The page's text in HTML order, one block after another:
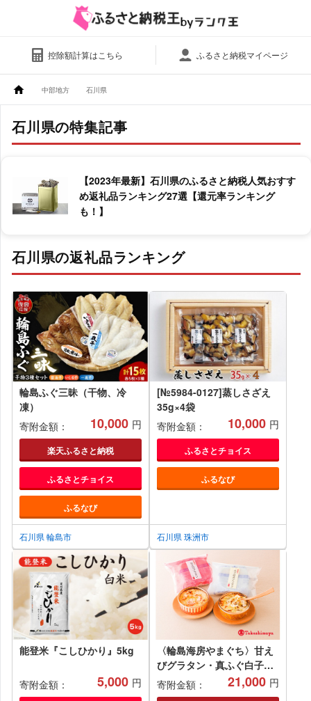
控除額計算はこちら ふるさと納税マイページ
中部地方 石川県
石川県の特集記事
【2023年最新】石川県のふるさと納税人気おすす
め返礼品ランキング27選【還元率ランキング
も！】
石川県の返礼品ランキング
輪島ふぐ三昧（干物、冷
凍）
寄附金額：
10,000 円
楽天ふるさと納税
ふるさとチョイス
ふるなび
石川県 輪島市
[№5984-0127]蒸しさざえ
35g×4袋
寄附金額：
10,000 円
ふるさとチョイス
ふるなび
石川県 珠洲市
能登米『こしひかり』5kg
寄附金額： 5,000 円
〈輪島海房やまぐち〉甘え
びグラタン・真ふぐ白子グ
ラタン [高島屋選定品]
寄附金額： 21,000 円